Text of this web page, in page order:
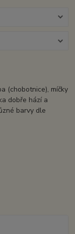
(chobotnice), míčky
dobře hází a
barvy dle